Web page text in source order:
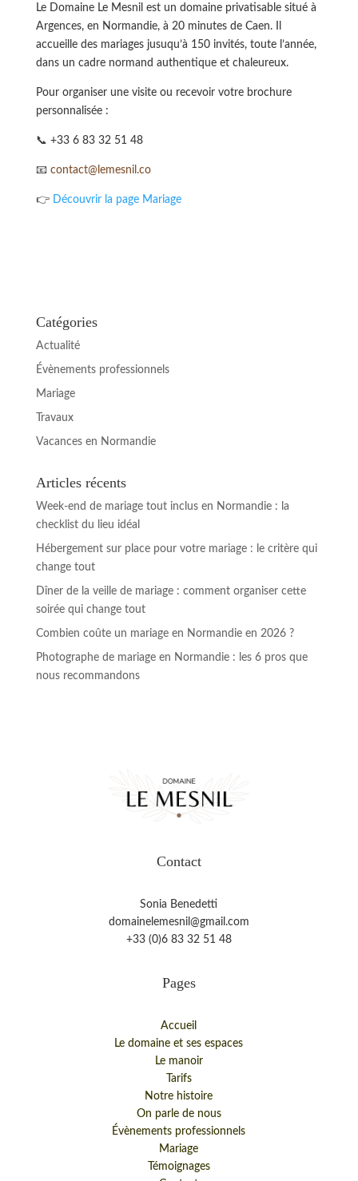
Le Domaine Le Mesnil est un domaine privatisable situé à
Argences, en Normandie, à 20 minutes de Caen. Il
accueille des mariages jusuqu’à 150 invités, toute l’année,
dans un cadre normand authentique et chaleureux.
Pour organiser une visite ou recevoir votre brochure
personnalisée :
📞 +33 6 83 32 51 48
📧 contact@lemesnil.co
👉 Découvrir la page Mariage
Catégories
Actualité
Évènements professionnels
Mariage
Travaux
Vacances en Normandie
Articles récents
Week-end de mariage tout inclus en Normandie : la
checklist du lieu idéal
Hébergement sur place pour votre mariage : le critère qui
change tout
Dîner de la veille de mariage : comment organiser cette
soirée qui change tout
Combien coûte un mariage en Normandie en 2026 ?
Photographe de mariage en Normandie : les 6 pros que
nous recommandons
Contact
Sonia Benedetti
domainelemesnil@gmail.com
+33 (0)6 83 32 51 48
Pages
Accueil
Le domaine et ses espaces
Le manoir
Tarifs
Notre histoire
On parle de nous
Évènements professionnels
Mariage
Témoignages